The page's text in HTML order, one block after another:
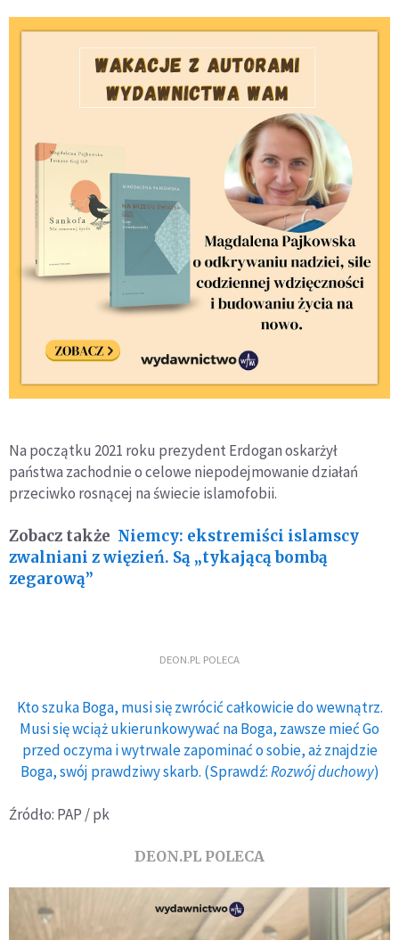
Na początku 2021 roku prezydent Erdogan oskarżył
państwa zachodnie o celowe niepodejmowanie działań
przeciwko rosnącej na świecie islamofobii.
Zobacz także Niemcy: ekstremiści islamscy
zwalniani z więzień. Są „tykającą bombą
zegarową”
DEON.PL POLECA
Kto szuka Boga, musi się zwrócić całkowicie do wewnątrz.
Musi się wciąż ukierunkowywać na Boga, zawsze mieć Go
przed oczyma i wytrwale zapominać o sobie, aż znajdzie
Boga, swój prawdziwy skarb. (Sprawdź:Rozwój duchowy)
Źródło: PAP / pk
DEON.PL POLECA